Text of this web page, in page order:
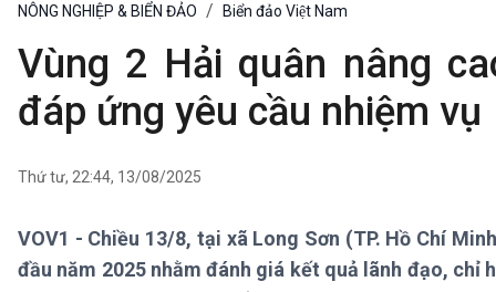
Thời sự 6h
Thời sự 12h
Thời sự 18h
Thời sự 21h30
Bản tin
Xã hội
Tin Đời sống & Xã hội
Khoa học & Công nghệ
Tin Khoa học & Công nghệ
NÔNG NGHIỆP & BIỂN ĐẢO Biển đảo Việt Nam
Vùng 2 Hải quân nâng
đáp ứng yêu cầu nhiệm vụ
Thứ tư, 22:44, 13/08/2025
VOV1 - Chiều 13/8, tại xã Long Sơn (TP. Hồ Chí
đầu năm 2025 nhằm đánh giá kết quả lãnh đạo,